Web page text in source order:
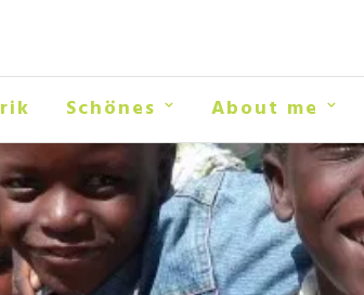
Schönes About me